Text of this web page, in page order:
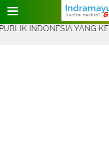
Judul Website
YANG KE-81